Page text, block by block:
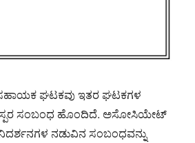
ಘಟಕವು ಇತರ ಘಟಕಗಳ
ಸಂಬಂಧ ಹೊಂದಿದೆ. ಅಸೋಸಿಯೇಟ್
ನಡುವಿನ ಸಂಬಂಧವನ್ನು